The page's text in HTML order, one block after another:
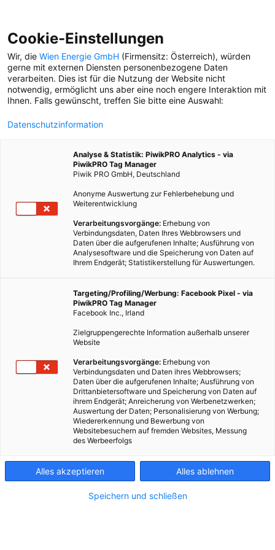
ZU FUSS GEHEN
STADTleben Sommers:
10.000 Schritte durch die
Kontakt
Impressum
Cookie-Einstellungen
Wir, die Wien Energie GmbH (Firmensitz: Österreich), würden
gerne mit externen Diensten personenbezogene Daten
verarbeiten. Dies ist für die Nutzung der Website nicht
notwendig, ermöglicht uns aber eine noch engere Interaktion mit
Ihnen. Falls gewünscht, treffen Sie bitte eine Auswahl:
Datenschutzinformation
Analyse & Statistik: PiwikPRO Analytics - via
PiwikPRO Tag Manager
Piwik PRO GmbH, Deutschland
Anonyme Auswertung zur Fehlerbehebung und
Weiterentwicklung
Verarbeitungsvorgänge: Erhebung von
Verbindungsdaten, Daten Ihres Webbrowsers und
Daten über die aufgerufenen Inhalte; Ausführung von
Analysesoftware und die Speicherung von Daten auf
Ihrem Endgerät; Statistikerstellung für Auswertungen.
Targeting/Profiling/Werbung: Facebook Pixel - via
PiwikPRO Tag Manager
Facebook Inc., Irland
Zielgruppengerechte Information außerhalb unserer
Website
Verarbeitungsvorgänge: Erhebung von
Verbindungsdaten und Daten ihres Webbrowsers;
Daten über die aufgerufenen Inhalte; Ausführung von
Drittanbietersoftware und Speicherung von Daten auf
ihrem Endgerät; Anreicherung von Werbenetzwerken;
Auswertung der Daten; Personalisierung von Werbung;
Wiedererkennung und Bewerbung von
Websitebesuchern auf fremden Websites, Messung
des Werbeerfolgs
Alles akzeptieren Alles ablehnen
Speichern und schließen